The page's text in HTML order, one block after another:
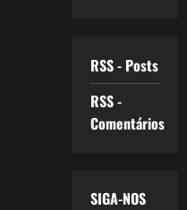
RSS - Posts
RSS -
Comentários
SIGA-NOS